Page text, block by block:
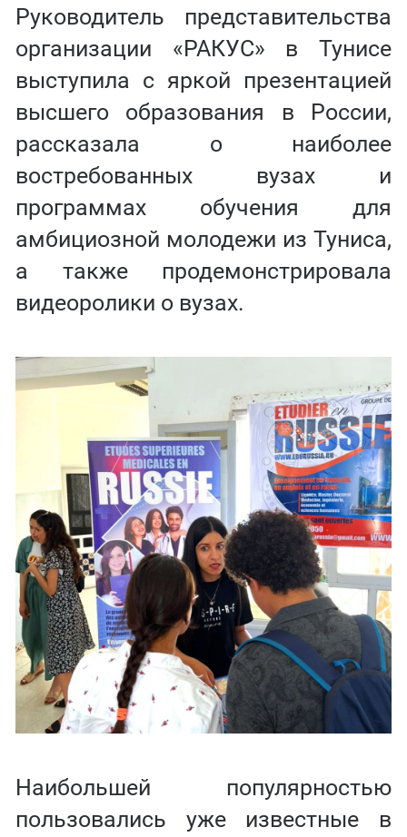
Руководитель представительства
организации «РАКУС» в Тунисе
выступила с яркой презентацией
высшего образования в России,
рассказала о наиболее
востребованных вузах и
программах обучения для
амбициозной молодежи из Туниса,
а также продемонстрировала
видеоролики о вузах.
Наибольшей популярностью
пользовались уже известные в